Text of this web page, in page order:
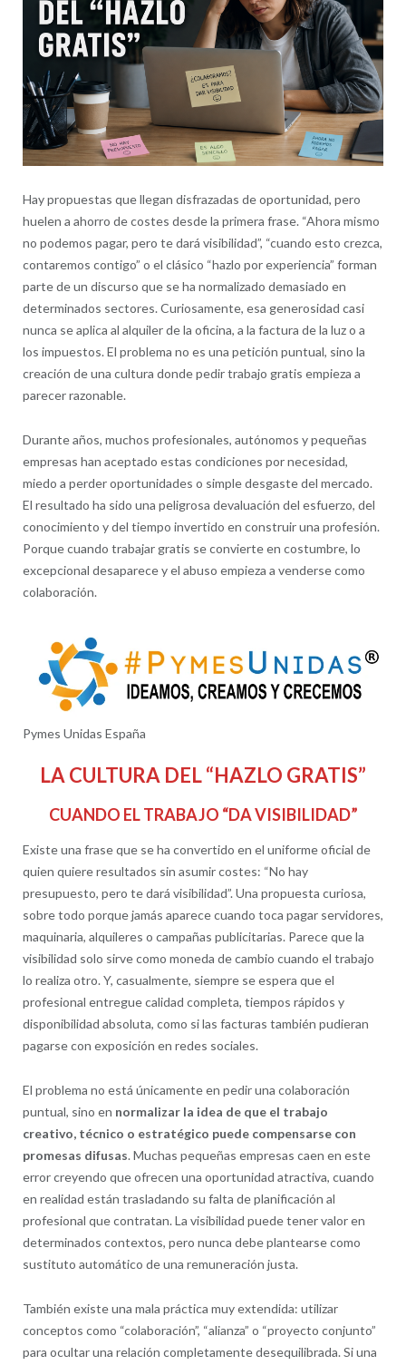
Hay propuestas que llegan disfrazadas de oportunidad, pero
huelen a ahorro de costes desde la primera frase. “Ahora mismo
no podemos pagar, pero te dará visibilidad”, “cuando esto crezca,
contaremos contigo” o el clásico “hazlo por experiencia” forman
parte de un discurso que se ha normalizado demasiado en
determinados sectores. Curiosamente, esa generosidad casi
nunca se aplica al alquiler de la oficina, a la factura de la luz o a
los impuestos. El problema no es una petición puntual, sino la
creación de una cultura donde pedir trabajo gratis empieza a
parecer razonable.
Durante años, muchos profesionales, autónomos y pequeñas
empresas han aceptado estas condiciones por necesidad,
miedo a perder oportunidades o simple desgaste del mercado.
El resultado ha sido una peligrosa devaluación del esfuerzo, del
conocimiento y del tiempo invertido en construir una profesión.
Porque cuando trabajar gratis se convierte en costumbre, lo
excepcional desaparece y el abuso empieza a venderse como
colaboración.
Pymes Unidas España
LA CULTURA DEL “HAZLO GRATIS”
CUANDO EL TRABAJO “DA VISIBILIDAD”
Existe una frase que se ha convertido en el uniforme oficial de
quien quiere resultados sin asumir costes: “No hay
presupuesto, pero te dará visibilidad”. Una propuesta curiosa,
sobre todo porque jamás aparece cuando toca pagar servidores,
maquinaria, alquileres o campañas publicitarias. Parece que la
visibilidad solo sirve como moneda de cambio cuando el trabajo
lo realiza otro. Y, casualmente, siempre se espera que el
profesional entregue calidad completa, tiempos rápidos y
disponibilidad absoluta, como si las facturas también pudieran
pagarse con exposición en redes sociales.
El problema no está únicamente en pedir una colaboración
puntual, sino en normalizar la idea de que el trabajo
creativo, técnico o estratégico puede compensarse con
promesas difusas. Muchas pequeñas empresas caen en este
error creyendo que ofrecen una oportunidad atractiva, cuando
en realidad están trasladando su falta de planificación al
profesional que contratan. La visibilidad puede tener valor en
determinados contextos, pero nunca debe plantearse como
sustituto automático de una remuneración justa.
También existe una mala práctica muy extendida: utilizar
conceptos como “colaboración”, “alianza” o “proyecto conjunto”
para ocultar una relación completamente desequilibrada. Si una